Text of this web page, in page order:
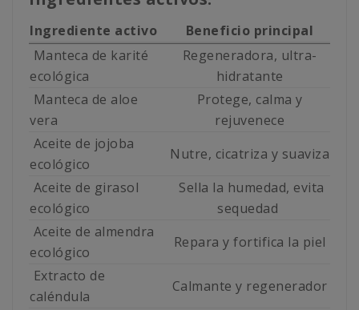
Ingrediente activo
Beneficio principal
Manteca de karité
ecológica
Regeneradora, ultra-
hidratante
Manteca de aloe
vera
Protege, calma y
rejuvenece
Aceite de jojoba
ecológico
Nutre, cicatriza y suaviza
Aceite de girasol
ecológico
Sella la humedad, evita
sequedad
Aceite de almendra
ecológico
Repara y fortifica la piel
Extracto de
caléndula
Calmante y regenerador